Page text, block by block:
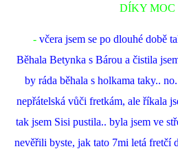
DÍKY MOC
- včera jsem se po dlouhé době
Běhala Betynka s Bárou a čistila
by ráda běhala s holkama taky..
nepřátelská vůči fretkám, ale říkala
tak jsem Sisi pustila.. byla jsem ve
nevěřili byste, jak tato 7mi letá fretčí